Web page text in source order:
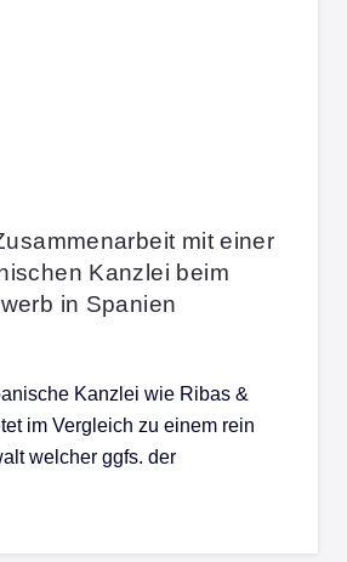
mit einer
Kanzlei beim
in Spanien
Kanzlei wie Ribas &
im Vergleich zu einem rein
welcher ggfs. der